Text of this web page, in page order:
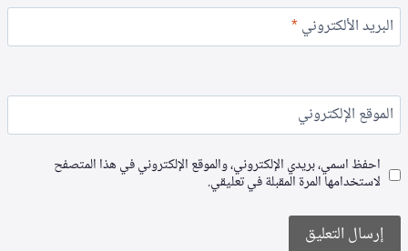
البريد الألكتروني*
الموقع الإلكتروني
احفظ اسمي، بريدي الإلكتروني، والموقع الإلكتروني في هذا المتصفح
لاستخدامها المرة المقبلة في تعليقي.